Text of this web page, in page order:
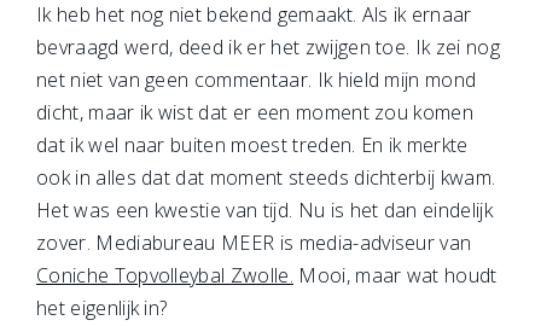
Ik heb het nog niet bekend gemaakt. Als ik ernaar
bevraagd werd, deed ik er het zwijgen toe. Ik zei nog
net niet van geen commentaar. Ik hield mijn mond
dicht, maar ik wist dat er een moment zou komen
dat ik wel naar buiten moest treden. En ik merkte
ook in alles dat dat moment steeds dichterbij kwam.
Het was een kwestie van tijd. Nu is het dan eindelijk
zover. Mediabureau MEER is media-adviseur van
Coniche Topvolleybal Zwolle. Mooi, maar wat houdt
het eigenlijk in?